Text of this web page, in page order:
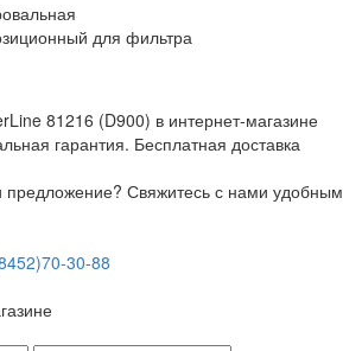
для фильтра
81216 (D900) в интернет-магазине
гарантия. Бесплатная доставка
предложение? Свяжитесь с нами удобным
30-88